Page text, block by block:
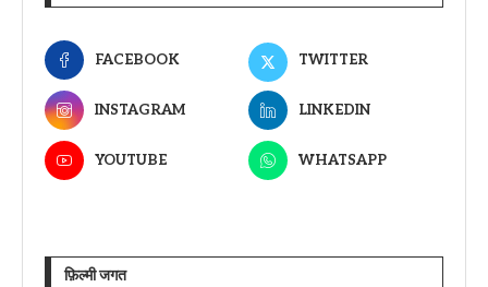
FACEBOOK TWITTER
INSTAGRAM LINKEDIN
YOUTUBE WHATSAPP
फ़िल्मी जगत